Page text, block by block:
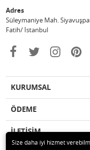
Adres
Süleymaniye Mah.
Fatih/ İstanbul
KURUMSAL
ÖDEME
İLETİŞİM
Size daha iyi hizmet